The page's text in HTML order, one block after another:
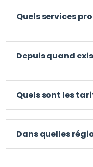
Quels services
Depuis quand
Quels sont les
Dans quelles